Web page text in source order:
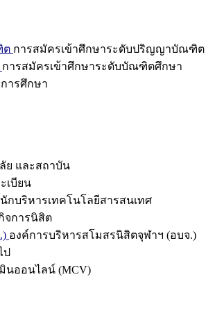
ต การสมัครเข้าศึกษาระดับปริญญาบัณฑิต
การสมัครเข้าศึกษาระดับบัณฑิตศึกษา
ารศึกษา
ย และสถาบัน
เบียน
กบริหารเทคโนโลยีสารสนเทศ
จการนิสิต
องค์การบริหารสโมสรนิสิตจุฬาฯ (อบจ.)
ป
นออนไลน์ (MCV)